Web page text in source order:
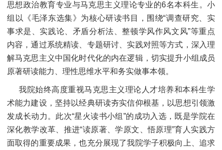
思想政治教育专业与马克思主义理论专业的6名本科生。小
组以《毛泽东选集》为核心研读书目，围绕“调查研究、实
事求是、实践论、矛盾分析法、整顿学风作风文风”等重点
内容，通过系统精读、专题研讨、实践对照等方式，深入理
解马克思主义中国化时代化的内在逻辑，切实提升小组成员
原著研读能力、理性思维水平和务实做事本领。
我院始终高度重视马克思主义理论人才培养和本科生学
术能力建设，坚持以经典研读夯实信仰根基，以思想引领激
发成长动力。此次“星火读书小组”的成功入选，既是学院在
深化教学改革、推进“读原著、学原文、悟原理”育人实践方
面取得的重要成果，也充分展现了我院学子积极向上、追求